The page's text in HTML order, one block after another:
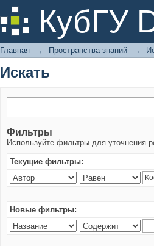
КубГУ
Искать
Главная → Пространства знаний →
Искать
Фильтры
Используйте фильтры для уточнения
Текущие фильтры:
Новые фильтры: